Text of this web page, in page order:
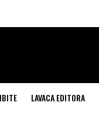
LAVACA EDITORA